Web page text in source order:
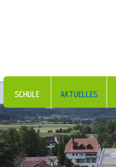
SCHULE AKTUELLES